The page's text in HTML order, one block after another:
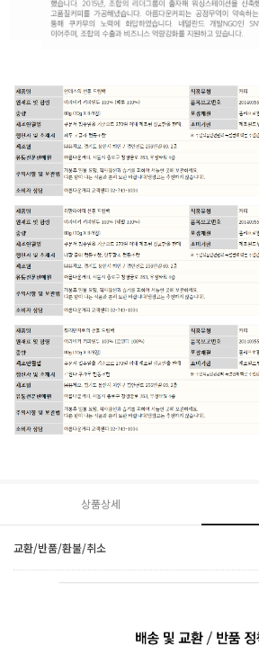
상품상세
교환/반품/환불/취소